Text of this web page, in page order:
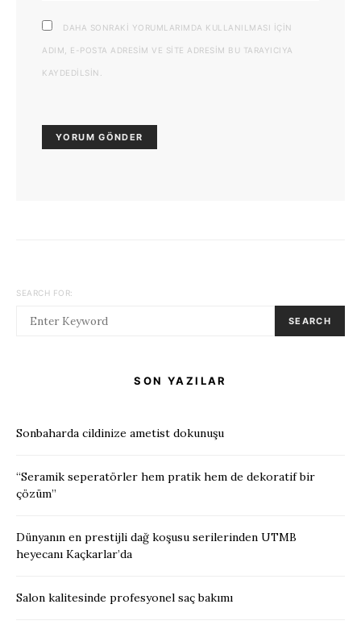
DAHA SONRAKI YORUMLARIMDA KULLANILMASI IÇIN
ADIM, E-POSTA ADRESIM VE SITE ADRESIM BU TARAYICIYA
KAYDEDILSIN.
SEARCH FOR:
SEARCH
SON YAZILAR
Sonbaharda cildinize ametist dokunuşu
“Seramik seperatörler hem pratik hem de dekoratif bir
çözüm”
Dünyanın en prestijli dağ koşusu serilerinden UTMB
heyecanı Kaçkarlar’da
Salon kalitesinde profesyonel saç bakımı